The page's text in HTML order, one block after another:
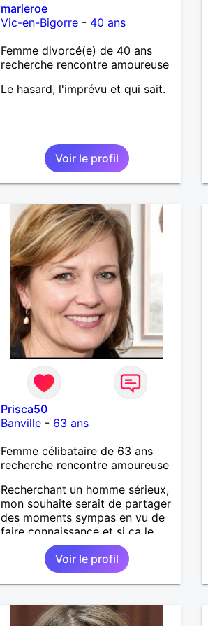
marieroe
Vic-en-Bigorre- 40 ans
Femme divorcé(e) de 40 ans
recherche rencontre amoureuse
Le hasard, l'imprévu et qui sait.
Voir le profil
Prisca50
Banville- 63 ans
Femme célibataire de 63 ans
recherche rencontre amoureuse
Recherchant un homme sérieux,
mon souhaite serait de partager
des moments sympas en vu de
faire connaissance et si ça le
fait, tout est envisageable...
Voir le profil